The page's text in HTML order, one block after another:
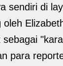
sendiri di
para